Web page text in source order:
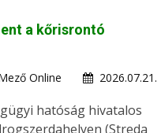
a kőrisrontó
Online 2026.07.21.
hatóság hivatalos
(Streda